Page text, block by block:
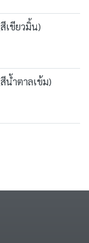
เขียวมิ้น)
น้ำตาลเข้ม)